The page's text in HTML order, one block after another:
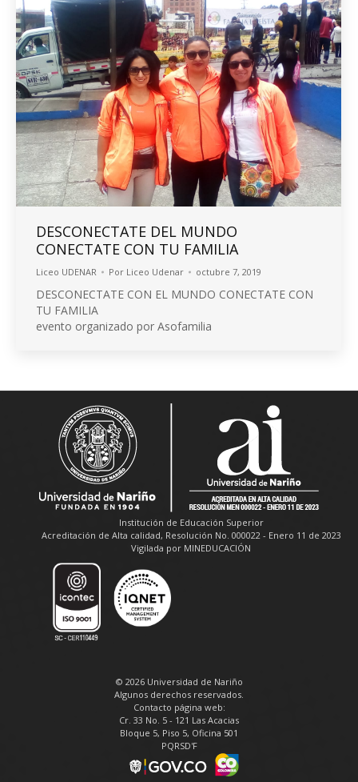
DESCONECTATE DEL MUNDO
CONECTATE CON TU FAMILIA
Liceo UDENAR Por Liceo Udenar octubre 7, 2019
DESCONECTATE CON EL MUNDO CONECTATE CON
TU FAMILIA
evento organizado por Asofamilia
Institución de Educación Superior
Acreditación de Alta calidad, Resolución No. 000022 - Enero 11 de 2023
Vigilada por MINEDUCACIÓN
© 2026 Universidad de Nariño
Algunos derechos reservados.
Contacto página web:
Cr. 33 No. 5 - 121 Las Acacias
Bloque 5, Piso 5, Oficina 501
PQRSD'F